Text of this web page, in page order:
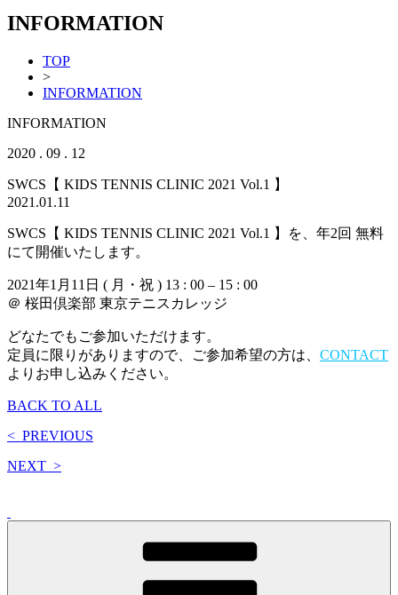
INFORMATION
TOP
>
INFORMATION
INFORMATION
2020 . 09 . 12
SWCS【 KIDS TENNIS CLINIC 2021 Vol.1 】
2021.01.11
SWCS【 KIDS TENNIS CLINIC 2021 Vol.1 】を、年2回 無料
にて開催いたします。
2021年1月11日 ( 月・祝 ) 13 : 00 – 15 : 00
＠ 桜田倶楽部 東京テニスカレッジ
どなたでもご参加いただけます。
定員に限りがありますので、ご参加希望の方は、 CONTACT
よりお申し込みください。
BACK TO ALL
< PREVIOUS
NEXT >